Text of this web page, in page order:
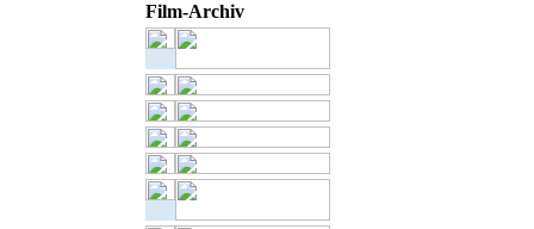
Film-Archiv